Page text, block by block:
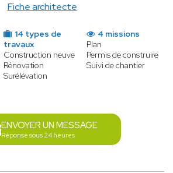
Fiche architecte
14 types de
travaux
Construction neuve
Rénovation
Surélévation
4 missions
Plan
Permis de construire
Suivi de chantier
ENVOYER UN MESSAGE
Réponse sous 24 heures